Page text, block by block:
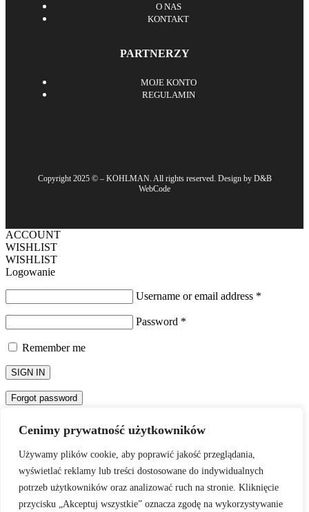
Cenimy prywatność użytkowników
Używamy plików cookie, aby poprawić jakość przeglądania,
wyświetlać reklamy lub treści dostosowane do indywidualnych
potrzeb użytkowników oraz analizować ruch na stronie. Kliknięcie
przycisku „Akceptuj wszystkie” oznacza zgodę na wykorzystywanie
O NAS
KONTAKT
PARTNERZY
MOJE KONTO
REGULAMIN
Copyright 2025 © – KOHLMAN. All rights reserved. Design by D&B
WebCode
ACCOUNT
WISHLIST
WISHLIST
Logowanie
Username or email address *
Password *
Remember me
SIGN IN
Forgot password
Zapomniane hasło? Proszę wpisać nazwę użytkownika lub adres e-
utworzenia nowego hasła.
Nazwa użytkownika lub adres e-mail
Zresetuj hasło